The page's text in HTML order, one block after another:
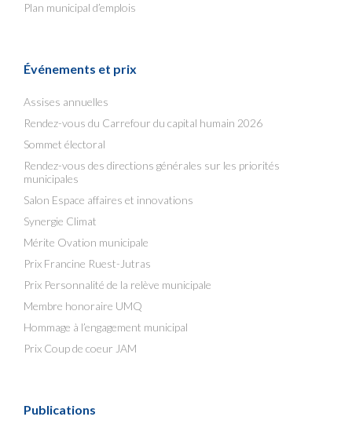
Plan municipal d’emplois
Événements et prix
Assises annuelles
Rendez-vous du Carrefour du capital humain 2026
Sommet électoral
Rendez-vous des directions générales sur les priorités
municipales
Salon Espace affaires et innovations
Synergie Climat
Mérite Ovation municipale
Prix Francine Ruest-Jutras
Prix Personnalité de la relève municipale
Membre honoraire UMQ
Hommage à l’engagement municipal
Prix Coup de coeur JAM
Publications